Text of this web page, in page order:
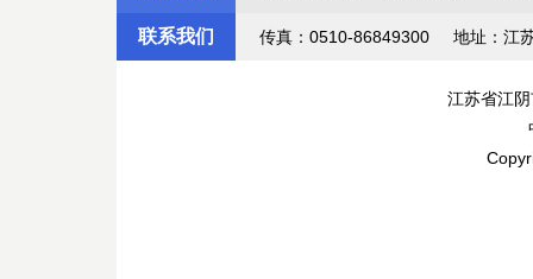
联系我们 传真：0510-86849300 地址：江
江苏省江